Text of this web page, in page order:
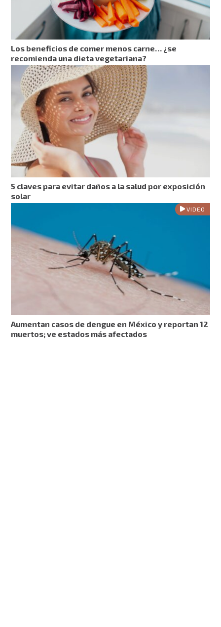
Los beneficios de comer menos carne… ¿se
recomienda una dieta vegetariana?
5 claves para evitar daños a la salud por exposición
solar
VIDEO
Aumentan casos de dengue en México y reportan 12
muertos; ve estados más afectados